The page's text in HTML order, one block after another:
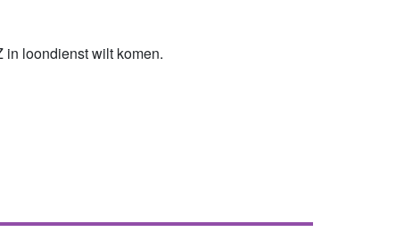
in loondienst wilt komen.